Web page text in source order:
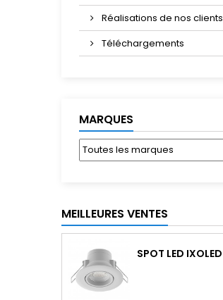
Réalisations de nos clients
Téléchargements
MARQUES
MEILLEURES VENTES